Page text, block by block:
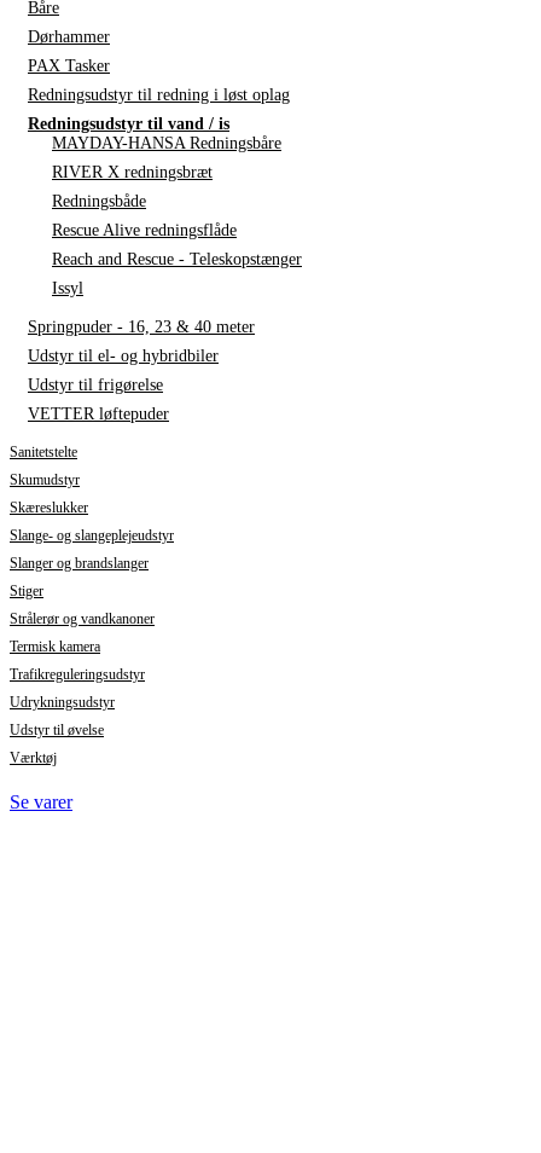
Båre
Dørhammer
PAX Tasker
Redningsudstyr til redning i løst oplag
Redningsudstyr til vand / is
MAYDAY-HANSA Redningsbåre
RIVER X redningsbræt
Redningsbåde
Rescue Alive redningsflåde
Reach and Rescue - Teleskopstænger
Issyl
Springpuder - 16, 23 & 40 meter
Udstyr til el- og hybridbiler
Udstyr til frigørelse
VETTER løftepuder
Sanitetstelte
Skumudstyr
Skæreslukker
Slange- og slangeplejeudstyr
Slanger og brandslanger
Stiger
Strålerør og vandkanoner
Termisk kamera
Trafikreguleringsudstyr
Udrykningsudstyr
Udstyr til øvelse
Værktøj
Se varer